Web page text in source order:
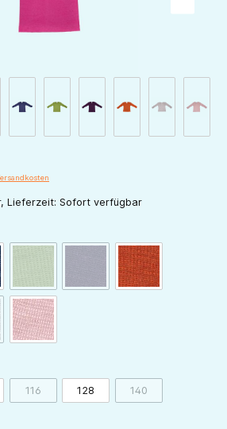
Lieferzeit: Sofort verfügbar
(Diese Option ist zurzeit nicht verfügbar.)
pflaume
(Diese Option ist zurzeit nicht
orange
Option ist zurzeit nicht verfügbar.)
rose
116(Diese Option ist zurzeit nicht verfügbar.)
128 140(Diese Option ist